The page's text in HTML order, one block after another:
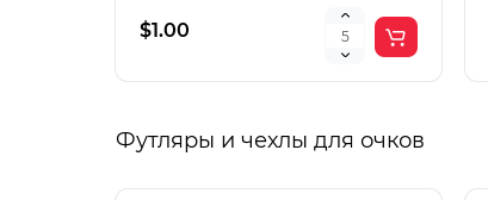
$1.00
Футляры и чехлы для очков